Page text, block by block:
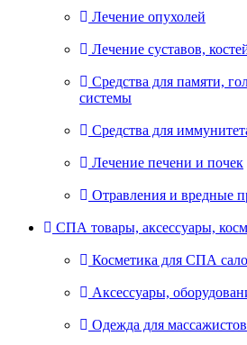
Лечение опухолей
Лечение суставов,
Средства для памяти,
системы
Средства для
Лечение печени и почек
Отравления и вредные
СПА товары, аксессуары,
Косметика для СПА
Аксессуары,
Одежда для массажистов